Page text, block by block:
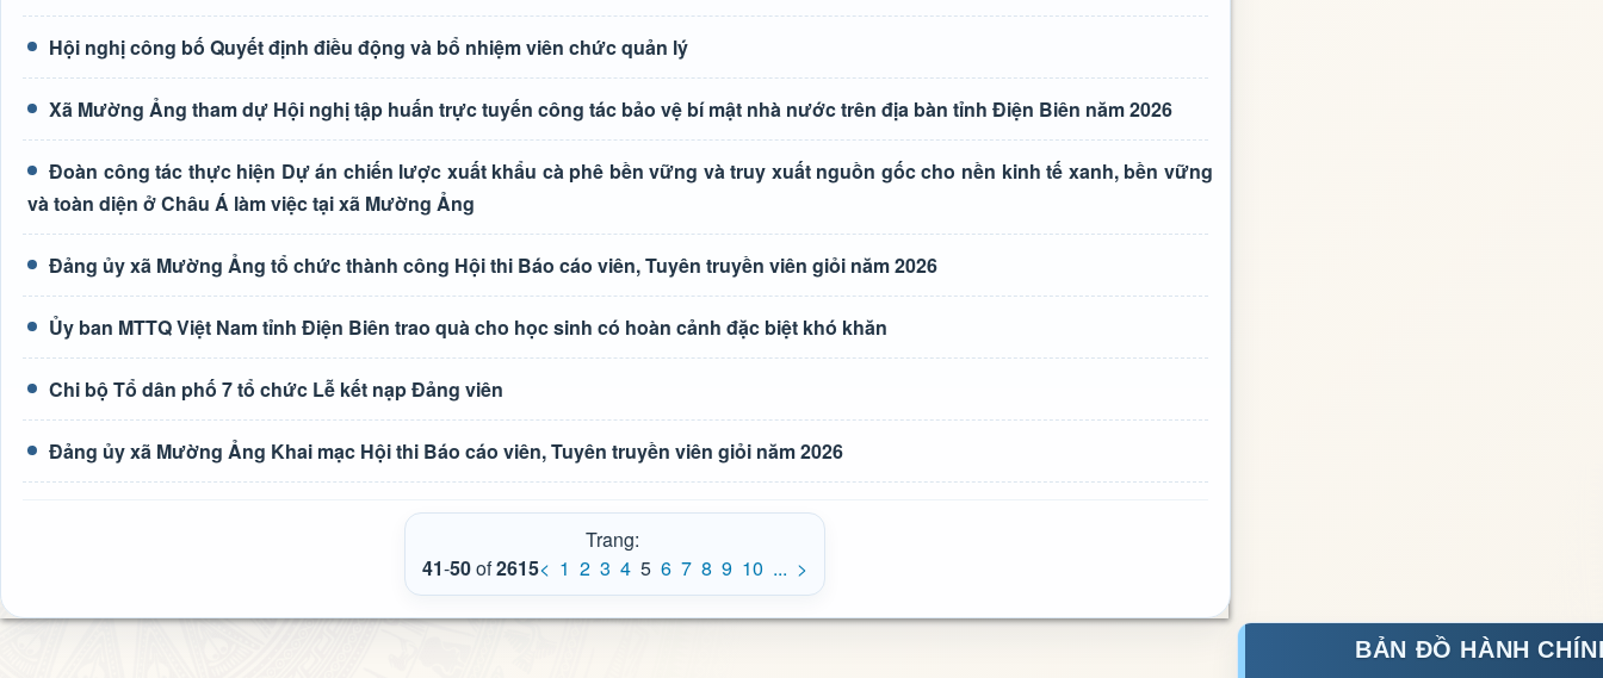
Hội nghị công bố Quyết định điều động và bổ nhiệm viên chức quản lý
Xã Mường Ảng tham dự Hội nghị tập huấn trực tuyến công tác bảo vệ bí mật nhà nước trên địa bàn tỉnh Điện Biên năm 2026
Đoàn công tác thực hiện Dự án chiến lược xuất khẩu cà phê bền vững và truy xuất nguồn gốc cho nền kinh tế xanh, bền vững
và toàn diện ở Châu Á làm việc tại xã Mường Ảng
Đảng ủy xã Mường Ảng tổ chức thành công Hội thi Báo cáo viên, Tuyên truyền viên giỏi năm 2026
Ủy ban MTTQ Việt Nam tỉnh Điện Biên trao quà cho học sinh có hoàn cảnh đặc biệt khó khăn
Chi bộ Tổ dân phố 7 tổ chức Lễ kết nạp Đảng viên
Đảng ủy xã Mường Ảng Khai mạc Hội thi Báo cáo viên, Tuyên truyền viên giỏi năm 2026
Trang:
41-50of2615< 1 2 3 4 5 6 7 8 9 10 ... >
BẢN ĐỒ HÀNH